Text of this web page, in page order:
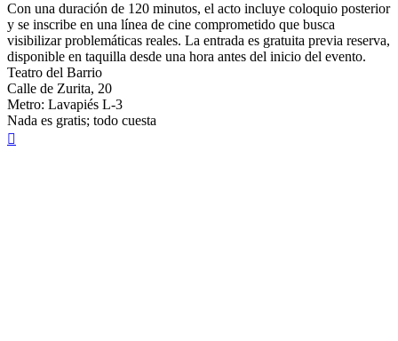
Con una duración de 120 minutos, el acto incluye coloquio posterior
y se inscribe en una línea de cine comprometido que busca
visibilizar problemáticas reales. La entrada es gratuita previa reserva,
disponible en taquilla desde una hora antes del inicio del evento.
Teatro del Barrio
Calle de Zurita, 20
Metro: Lavapiés L-3
Nada es gratis; todo cuesta